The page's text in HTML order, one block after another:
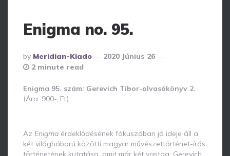
Enigma no. 95.
Posted
By
By Meridian-Kiado
2020 Június 26
2 minute read
Enigma 95. szám: Gerevich Tibor-olvasókönyv 2.
(Ára: 900-, Ft)
Az Enigma érdeklődésének fókuszában jó ideje áll a
két világháború közötti magyar művészettörténet-írás
történetének kutatása, amit már két vastag, Gerevich